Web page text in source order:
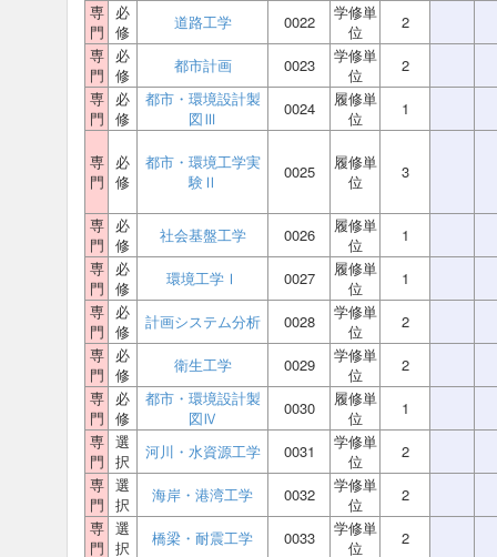
専
門
必
修
道路工学 0022
学修単
位
2
専
門
必
修
都市計画 0023
学修単
位
2
専
門
必
修
都市・環境設計製
図Ⅲ
0024
履修単
位
1
専
門
必
修
都市・環境工学実
験Ⅱ
0025
履修単
位
3
専
門
必
修
社会基盤工学 0026
履修単
位
1
専
門
必
修
環境工学Ⅰ 0027
履修単
位
1
専
門
必
修
計画システム分析 0028
学修単
位
2
専
門
必
修
衛生工学 0029
学修単
位
2
専
門
必
修
都市・環境設計製
図Ⅳ
0030
履修単
位
1
専
門
選
択
河川・水資源工学 0031
学修単
位
2
専
門
選
択
海岸・港湾工学 0032
学修単
位
2
専
門
選
択
橋梁・耐震工学 0033
学修単
位
2